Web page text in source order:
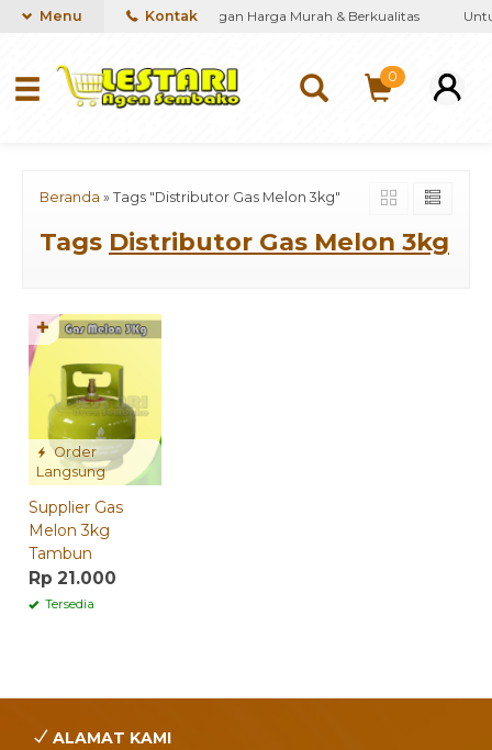
kebutuhan Sembako dengan Harga Murah & Berkualitas
Menu Kontak
0
Beranda » Tags "Distributor Gas Melon 3kg"
Tags Distributor Gas Melon 3kg
Order
Langsung
Supplier Gas
Melon 3kg
Tambun
Rp 21.000
Tersedia
✚
ALAMAT KAMI